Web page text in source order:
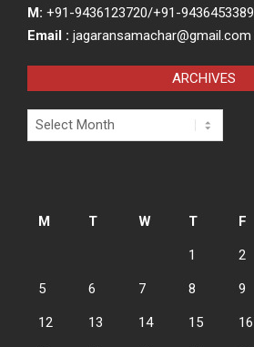
M: +91-9436123720/+91-9436453389
Email : jagaransamachar@gmail.com
ARCHIVES
Archives
M
T W T F
1 2
5 6 7 8 9
12 13 14 15 16